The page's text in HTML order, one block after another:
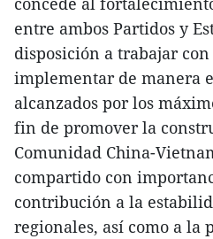
entre ambos Partidos y
disposición a trabajar
implementar de manera
alcanzados por los
fin de promover la
Comunidad China-
compartido con
contribución a la
regionales, así como a la